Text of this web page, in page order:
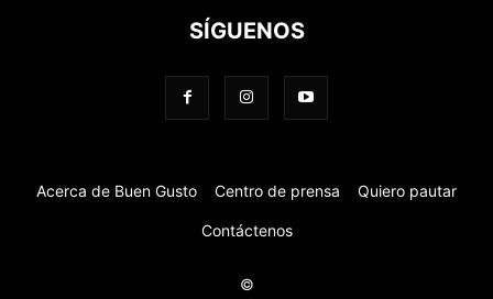
SÍGUENOS
Acerca de Buen Gusto Centro de prensa Quiero pautar
Contáctenos
©